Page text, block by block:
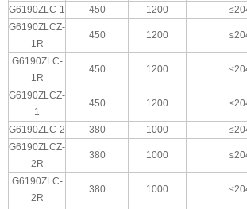
G6190ZLC-1
450 1200
G6190ZLCZ-
1R
450 1200
G6190ZLC-
1R
450 1200
G6190ZLCZ-
1
450 1200
G6190ZLC-2 380 1000
G6190ZLCZ-
2R
380 1000
G6190ZLC-
2R
380 1000